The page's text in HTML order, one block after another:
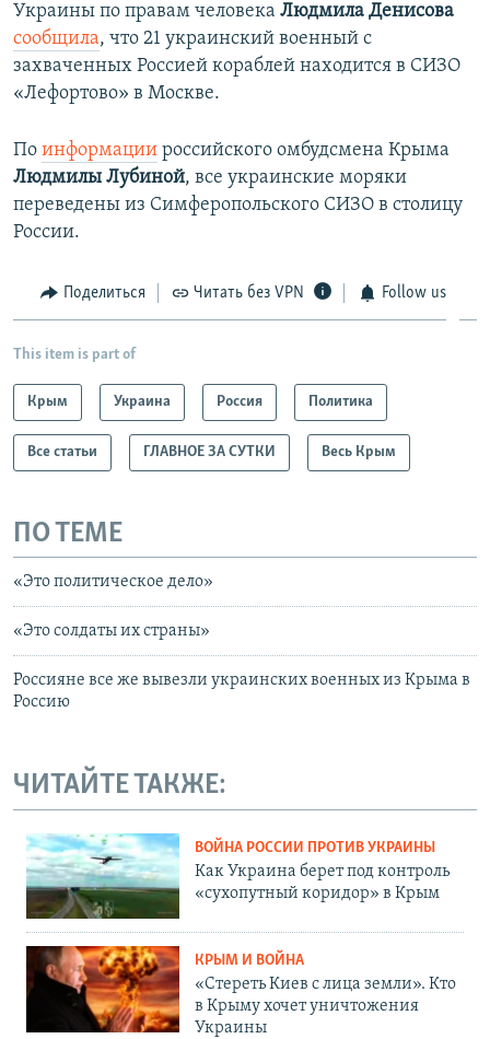
Украины по правам человека Людмила Денисова
сообщила, что 21 украинский военный с
захваченных Россией кораблей находится в СИЗО
«Лефортово» в Москве.
По информации российского омбудсмена Крыма
Людмилы Лубиной, все украинские моряки
переведены из Симферопольского СИЗО в столицу
России.
Поделиться Читать без VPN Follow us
This item is part of
Крым Украина Россия Политика
Все статьи ГЛАВНОЕ ЗА СУТКИ Весь Крым
ПО ТЕМЕ
«Это политическое дело»
«Это солдаты их страны»
Россияне все же вывезли украинских военных из Крыма в
Россию
ЧИТАЙТЕ ТАКЖЕ:
ВОЙНА РОССИИ ПРОТИВ УКРАИНЫ
Как Украина берет под контроль
«сухопутный коридор» в Крым
КРЫМ И ВОЙНА
«Стереть Киев с лица земли». Кто
в Крыму хочет уничтожения
Украины